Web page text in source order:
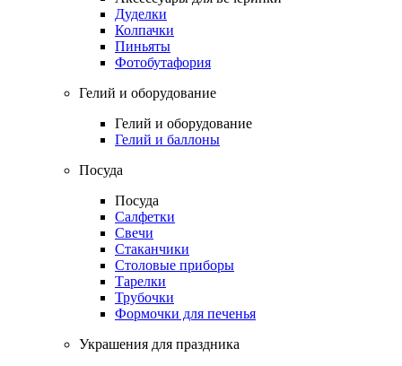
Дуделки
Колпачки
Пиньяты
Фотобутафория
Гелий и оборудование
Гелий и оборудование
Гелий и баллоны
Посуда
Посуда
Салфетки
Свечи
Стаканчики
Столовые приборы
Тарелки
Трубочки
Формочки для печенья
Украшения для праздника